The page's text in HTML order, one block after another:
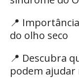
📍
do olho seco
📍 Descubra
podem ajudar